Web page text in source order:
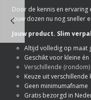
Door de kennis en
jouw dozen nu nog sneller
Jouw product. Slim
Altijd volledig op maat
Geschikt voor kleine
Verschillende
Keuze uit
Geen minimumafname
Gratis bezorgd in